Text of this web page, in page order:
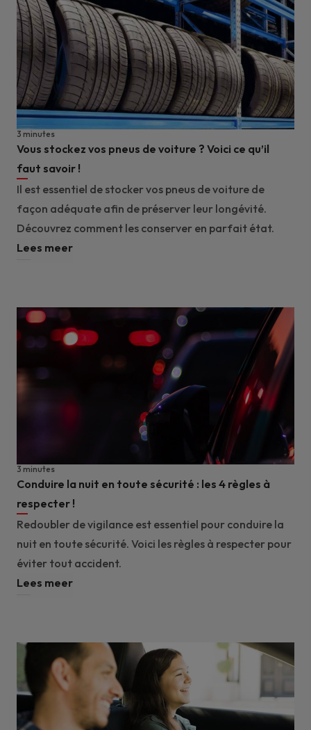
Vous stockez vos pneus de voiture ? Voici ce qu’il
faut savoir !
3 minutes
Il est essentiel de stocker vos pneus de voiture de
façon adéquate afin de préserver leur longévité.
Découvrez comment les conserver en parfait état.
Lees meer
Conduire la nuit en toute sécurité : les 4 règles à
respecter !
3 minutes
Redoubler de vigilance est essentiel pour conduire la
nuit en toute sécurité. Voici les règles à respecter pour
éviter tout accident.
Lees meer